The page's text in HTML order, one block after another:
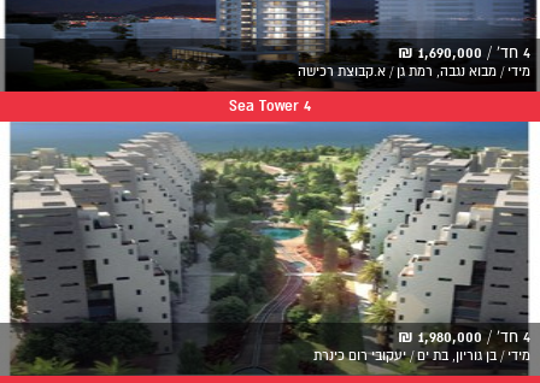
4 חד' / 1,690,000 ₪
מידי / מבוא נגבה, רמת גן / א.קבוצת רכישה
Sea Tower 4
4 חד' / 1,980,000 ₪
מידי / בן גוריון, בת ים / יעקובי רום כינרת